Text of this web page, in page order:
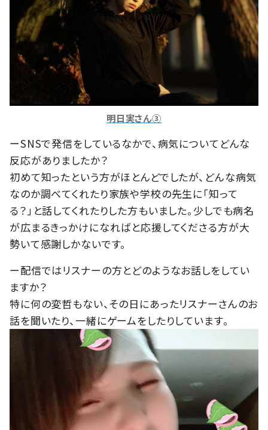
明日実さん③
ーSNSで発信をしているなかで、病気についてどんな
反応がありましたか？
初めて知ったという方がほとんどでしたが、どんな病気
なのか調べてくれたり家族や学校の先生に「知って
る？」と話してくれたりした方もいました。少しでも病名
が広まるきっかけになればと応援してくださる方が大
勢いて感謝しかないです。
ー配信ではリスナーの方とどのようなお話しをしてい
ますか？
特に何の変哲もない、その日にあったリスナーさんのお
話を聞いたり、一緒にゲームをしたりしています。